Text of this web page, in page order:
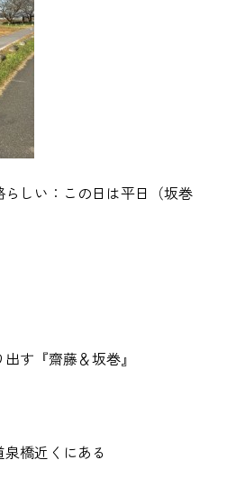
しい：この日は平日（坂巻
す『齋藤＆坂巻』
橋近くにある